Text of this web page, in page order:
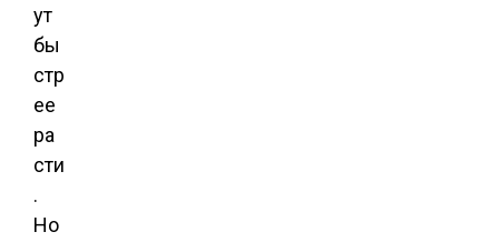
ут
бы
стр
ее
ра
сти
.
Но